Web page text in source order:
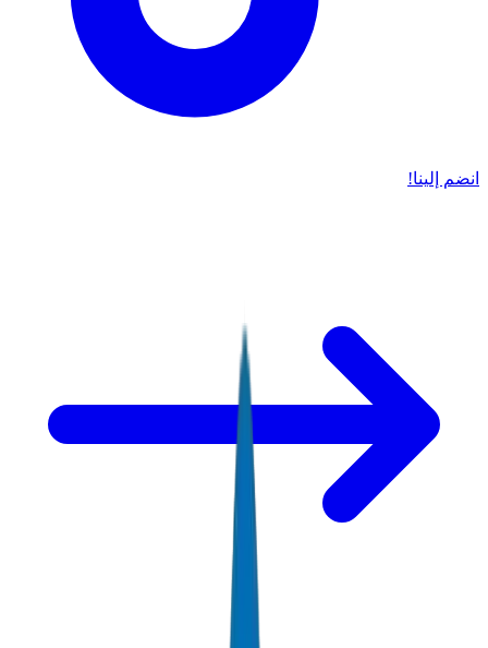
انضم إلينا!